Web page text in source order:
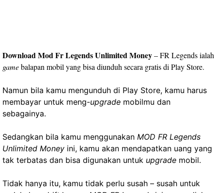
Download Mod Fr Legends Unlimited Money– FR Legends ialah
gamebalapan mobil yang bisa diunduh secara gratis di Play Store.
Namun bila kamu mengunduh di Play Store, kamu harus
membayar untuk meng-upgrade mobilmu dan
sebagainya.
Sedangkan bila kamu menggunakan MOD FR Legends
Unlimited Money ini, kamu akan mendapatkan uang yang
tak terbatas dan bisa digunakan untuk upgrade mobil.
Tidak hanya itu, kamu tidak perlu susah – susah untuk